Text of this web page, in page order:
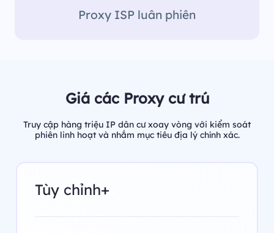
Proxy ISP luân phiên
Giá các Proxy cư trú
Truy cập hàng triệu IP dân cư xoay vòng với kiểm soát
phiên linh hoạt và nhắm mục tiêu địa lý chính xác.
Tùy chỉnh+